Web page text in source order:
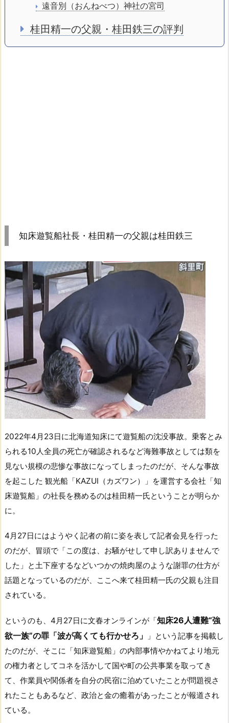
遠音別（おんねべつ）神社の宮司
桂田精一の父親・桂田鉄三の評判
知床遊覧船社長・桂田精一の父親は桂田鉄三
2022年4月23日に北海道知床にて遊覧船の沈没事故。乗客とみ
られる10人全員の死亡が確認されるなど海難事故としては類を
見ない規模の悲惨な事故になってしまったのだが、そんな事故
を起こした 観光船「KAZUⅠ（カズワン）」を運営する会社「知
床遊覧船」の社長を務めるのは桂田精一氏ということが明らか
に。
4月27日にはようやく記者の前に姿を表して記者会見を行った
のだが、冒頭で「この度は、お騒がせして申し訳ありませんで
した」と土下座するなどいつかの焼肉屋のような謝罪の仕方が
話題となっているのだが、ここへ来て桂田精一氏の父親も注目
されている。
というのも、4月27日に文春オンラインが「知床26人遭難“強
欲一族”の罪「波が高くても行かせろ」
」という記事を掲載し
たのだが、そこに「知床遊覧船」の内部事情やかねてより地元
の権力者としてコネを活かして国や町の公共事業を取ってき
て、作業員や関係者を自分の民宿に泊めていたことが問題視さ
れたこともあるなど、政治と金の癒着があったことが報道され
ている。